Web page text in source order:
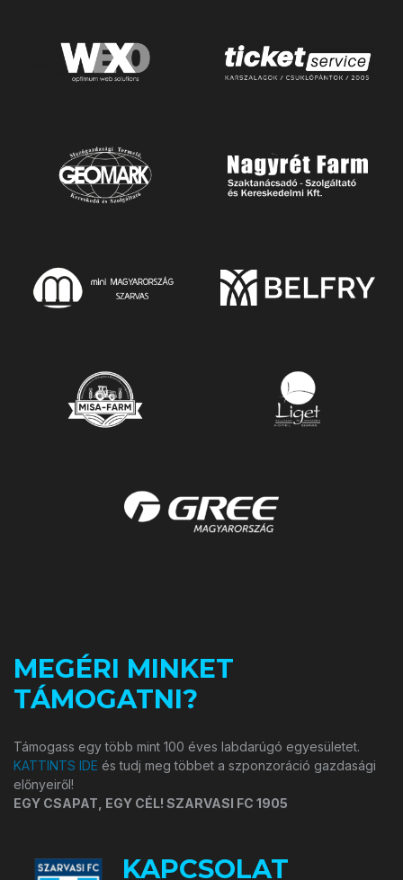
MEGÉRI MINKET
TÁMOGATNI?
Támogass egy több mint 100 éves labdarúgó egyesületet.
KATTINTS IDE és tudj meg többet a szponzoráció gazdasági
előnyeiről!
EGY CSAPAT, EGY CÉL! SZARVASI FC 1905
KAPCSOLAT